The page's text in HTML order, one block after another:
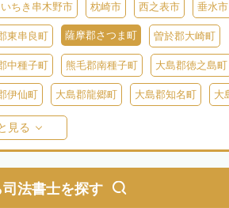
いちき串木野市 枕崎市 西之表市 垂水市
東串良町 薩摩郡さつま町 曽於郡大崎町
中種子町 熊毛郡南種子町 大島郡徳之島町
伊仙町 大島郡龍郷町 大島郡知名町 大
十島村
見る
司法書士を探す